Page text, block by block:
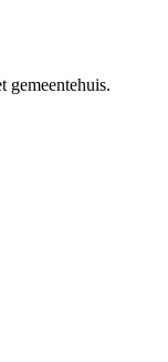
gemeentehuis.